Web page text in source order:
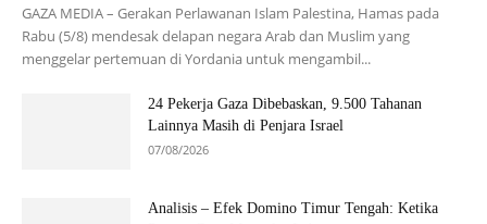
GAZA MEDIA – Gerakan Perlawanan Islam Palestina, Hamas pada
Rabu (5/8) mendesak delapan negara Arab dan Muslim yang
menggelar pertemuan di Yordania untuk mengambil...
24 Pekerja Gaza Dibebaskan, 9.500 Tahanan
Lainnya Masih di Penjara Israel
07/08/2026
Analisis – Efek Domino Timur Tengah: Ketika